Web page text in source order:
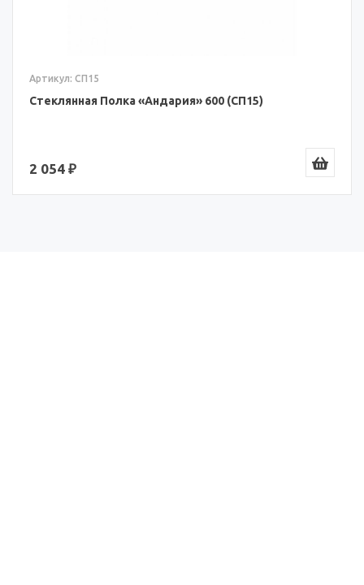
Артикул: СП15
Стеклянная Полка «Андария» 600 (СП15)
2 054 ₽